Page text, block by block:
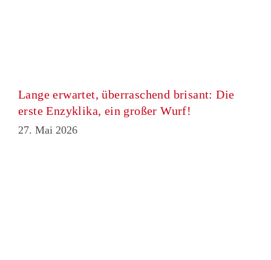
Lange erwartet, überraschend brisant: Die
erste Enzyklika, ein großer Wurf!
27. Mai 2026